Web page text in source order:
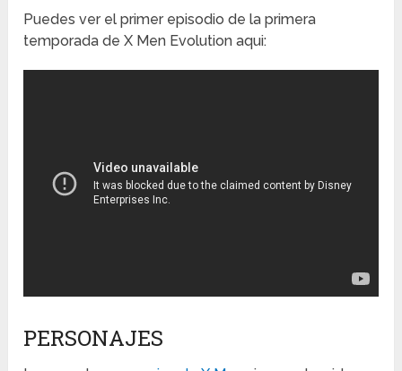
Puedes ver el primer episodio de la primera
temporada de X Men Evolution aqui:
PERSONAJES